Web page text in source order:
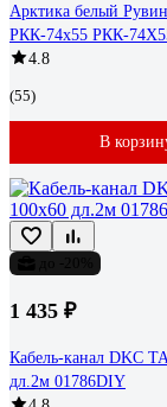
Арктика белый
РКК-74x55 РКК-
4.8
(55)
В
1 435 ₽
Кабель-канал DKC
дл.2м 01786DIY